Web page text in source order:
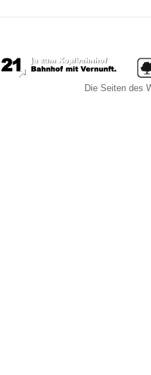
Die Seiten des